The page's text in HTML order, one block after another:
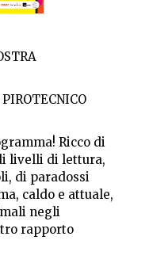
Ricco di
livelli di lettura,
di paradossi
caldo e attuale,
negli
rapporto